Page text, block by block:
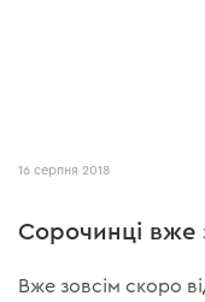
16 серпня 2018
Сорочинці вже
Вже зовсім скоро